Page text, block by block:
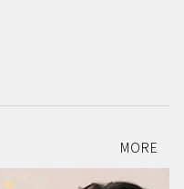
MORE